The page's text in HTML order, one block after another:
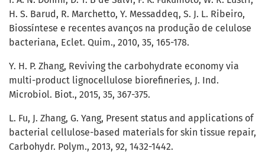
H. S. Barud, R. Marchetto, Y. Messaddeq, S. J. L. Ribeiro,
Biossíntese e recentes avanços na produção de celulose
bacteriana, Eclet. Quim., 2010, 35, 165-178.
Y. H. P. Zhang, Reviving the carbohydrate economy via
multi-product lignocellulose biorefineries, J. Ind.
Microbiol. Biot., 2015, 35, 367-375.
L. Fu, J. Zhang, G. Yang, Present status and applications of
bacterial cellulose-based materials for skin tissue repair,
Carbohydr. Polym., 2013, 92, 1432-1442.